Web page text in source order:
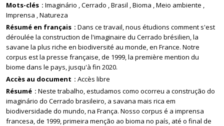
Mots-clés
Imaginário Cerrado Brasil Bioma Meio ambiente
Imprensa Natureza
Résumé en français
Dans ce travail, nous étudions comment s'est
déroulée la construction de l'imaginaire du Cerrado brésilien, la
savane la plus riche en biodiversité au monde, en France. Notre
corpus est la presse française, de 1999, la première mention du
biome dans le pays, jusqu'à fin 2020.
Accès au document
Accès libre
Résumé
Neste trabalho, estudamos como ocorreu a construção do
imaginário do Cerrado brasileiro, a savana mais rica em
biodiversidade do mundo, na França. Nosso corpus é a imprensa
francesa, de 1999, primeira menção ao bioma no país, até o final de